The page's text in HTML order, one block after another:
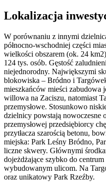
Lokalizacja
W porównaniu z innymi
północno-wschodniej części
wielkości obszarem (ok. 24
124 tys. osób. Gęstość
niejednorodny. Największymi
blokowiska – Bródno i
mieszkańców mieści zabudowa
willowa na Zaciszu, natomiast
przemysłowe. Stosunkowo
dzielnicy powstają nowoczesne
przemysłowej przedsiębiorcy
przytłacza szarością betonu,
miejska: Park Leśny Bródno,
liczne skwery. Głównymi
dojeżdżające szybko do
wybudowanym ulicom. Na
oraz unikatowy Park Rzeźby.